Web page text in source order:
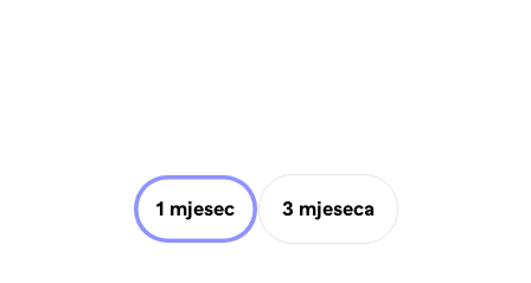
1 mjesec 3 mjeseca